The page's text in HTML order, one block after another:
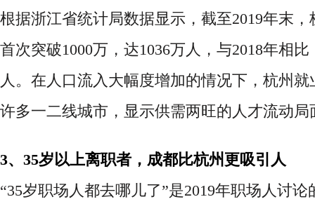
根据浙江省统计局数据显示，截至2019年末
首次突破1000万，达1036万人，与2018年相
人。在人口流入大幅度增加的情况下，杭州
许多一二线城市，显示供需两旺的人才流动局
3、35岁以上离职者，成都比杭州更吸引人
“35岁职场人都去哪儿了”是2019年职场人讨论